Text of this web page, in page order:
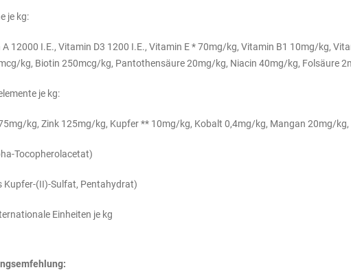
je kg:
12000 I.E., Vitamin D3 1200 I.E., Vitamin E * 70mg/kg, Vitamin B1 10mg/kg,
kg, Biotin 250mcg/kg, Pantothensäure 20mg/kg, Niacin 40mg/kg, Folsäure
je kg:
kg, Zink 125mg/kg, Kupfer ** 10mg/kg, Kobalt 0,4mg/kg, Mangan 20mg/
Tocopherolacetat)
Kupfer-(II)-Sulfat, Pentahydrat)
Einheiten je kg